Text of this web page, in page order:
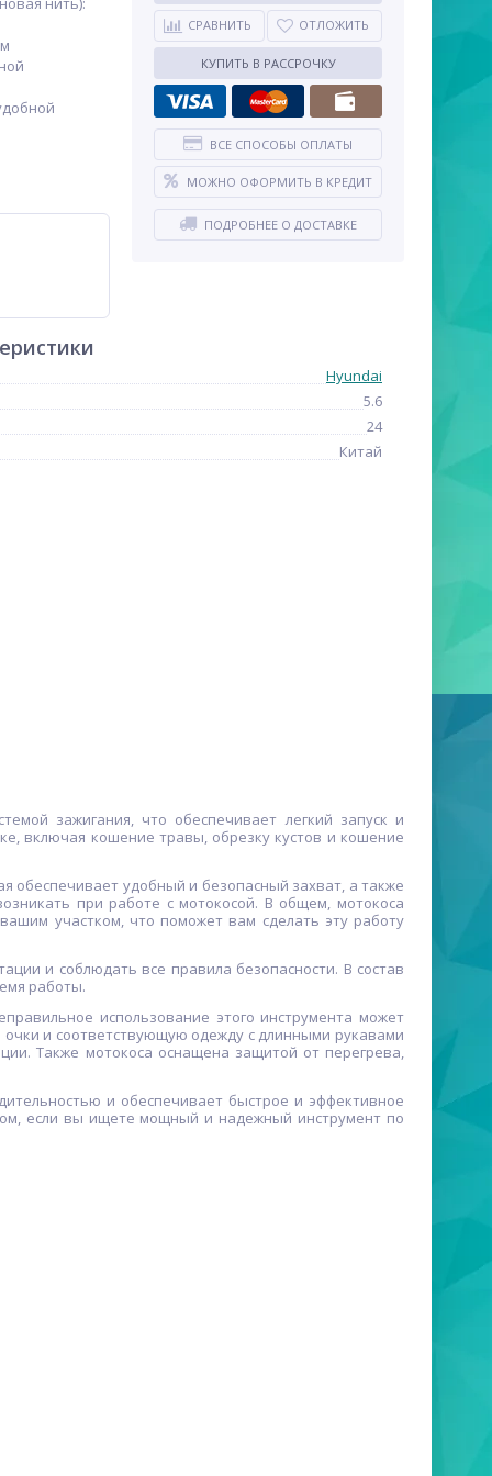
СРАВНИТЬ ОТЛОЖИТЬ
КУПИТЬ В РАССРОЧКУ
ВСЕ СПОСОБЫ ОПЛАТЫ
МОЖНО ОФОРМИТЬ В КРЕДИТ
ПОДРОБНЕЕ О ДОСТАВКЕ
Hyundai
5.6
24
Китай
зажигания, что обеспечивает легкий запуск и
включая кошение травы, обрезку кустов и кошение
обеспечивает удобный и безопасный захват, а также
при работе с мотокосой. В общем, мотокоса
участком, что поможет вам сделать эту работу
и соблюдать все правила безопасности. В состав
работы.
использование этого инструмента может
и соответствующую одежду с длинными рукавами
Также мотокоса оснащена защитой от перегрева,
и обеспечивает быстрое и эффективное
если вы ищете мощный и надежный инструмент по